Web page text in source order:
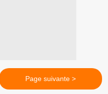
Page suivante >